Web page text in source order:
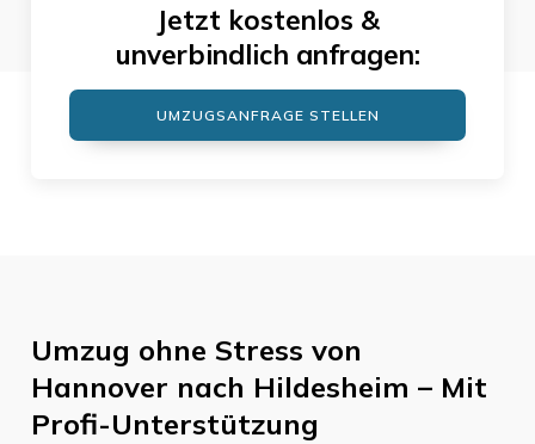
Jetzt kostenlos &
unverbindlich anfragen:
UMZUGSANFRAGE STELLEN
Umzug ohne Stress von
Hannover nach Hildesheim – Mit
Profi-Unterstützung